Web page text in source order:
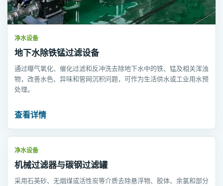
净水设备
地下水除铁锰过滤设备
通过曝气氧化、催化过滤和反冲洗去除地下水中的铁、锰及相关浑浊
物，改善水色、异味和管网沉积问题，可作为生活供水或工业用水预
处理。
查看详情
净水设备
机械过滤器与碳钢过滤罐
采用石英砂、无烟煤或活性炭等介质去除悬浮物、胶体、余氯和部分